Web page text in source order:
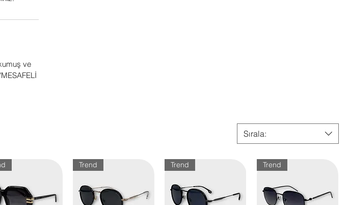
ve
Sırala:
Trend Trend Trend